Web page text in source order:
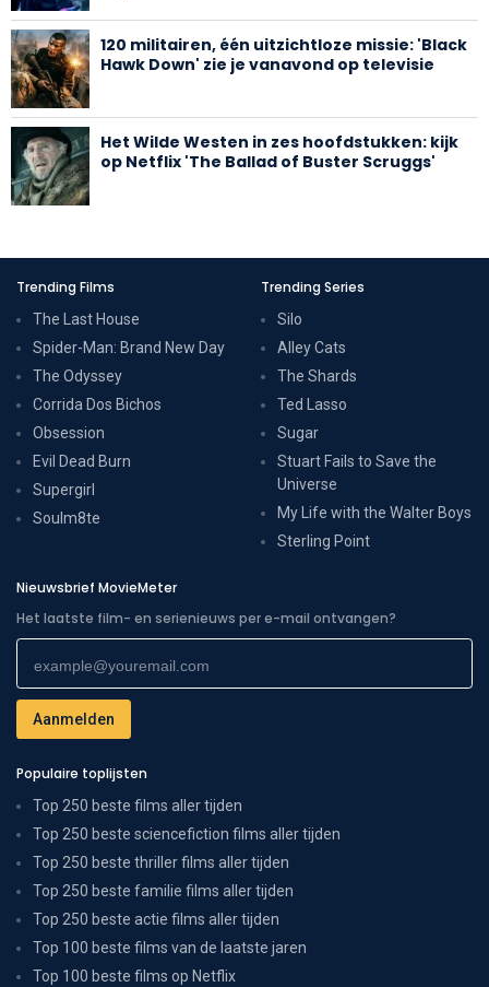
120 militairen, één uitzichtloze missie: 'Black
Hawk Down' zie je vanavond op televisie
Het Wilde Westen in zes hoofdstukken: kijk
op Netflix 'The Ballad of Buster Scruggs'
Trending Films
The Last House
Spider-Man: Brand New Day
The Odyssey
Corrida Dos Bichos
Obsession
Evil Dead Burn
Supergirl
Soulm8te
Trending Series
Silo
Alley Cats
The Shards
Ted Lasso
Sugar
Stuart Fails to Save the
Universe
My Life with the Walter Boys
Sterling Point
Nieuwsbrief MovieMeter
Het laatste film- en serienieuws per e-mail ontvangen?
Populaire toplijsten
Top 250 beste films aller tijden
Top 250 beste sciencefiction films aller tijden
Top 250 beste thriller films aller tijden
Top 250 beste familie films aller tijden
Top 250 beste actie films aller tijden
Top 100 beste films van de laatste jaren
Top 100 beste films op Netflix